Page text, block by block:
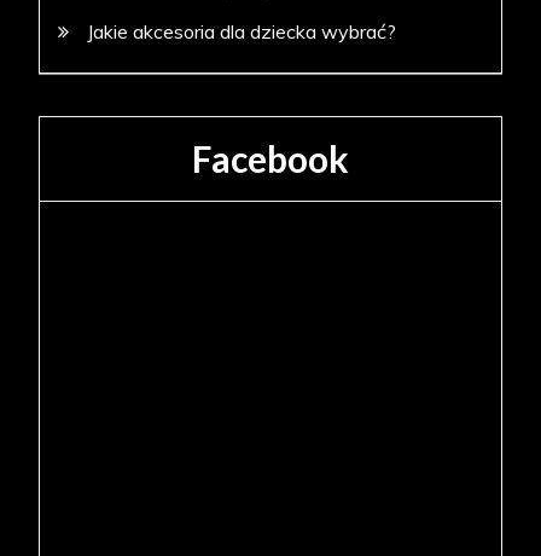
Jakie akcesoria dla dziecka wybrać?
Facebook